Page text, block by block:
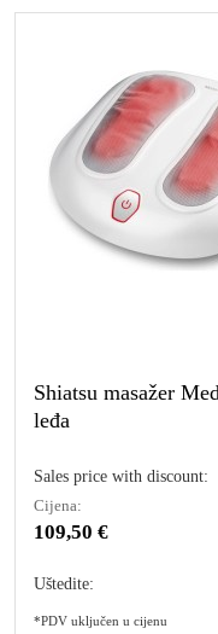
Shiatsu masažer
leđa
Sales price with discount:
Cijena:
109,50 €
Uštedite:
*PDV uključen u cijenu